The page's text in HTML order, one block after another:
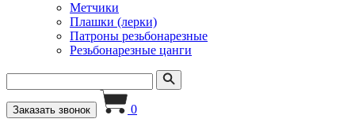
Метчики
Плашки (лерки)
Патроны резьбонарезные
Резьбонарезные цанги
Заказать звонок 0